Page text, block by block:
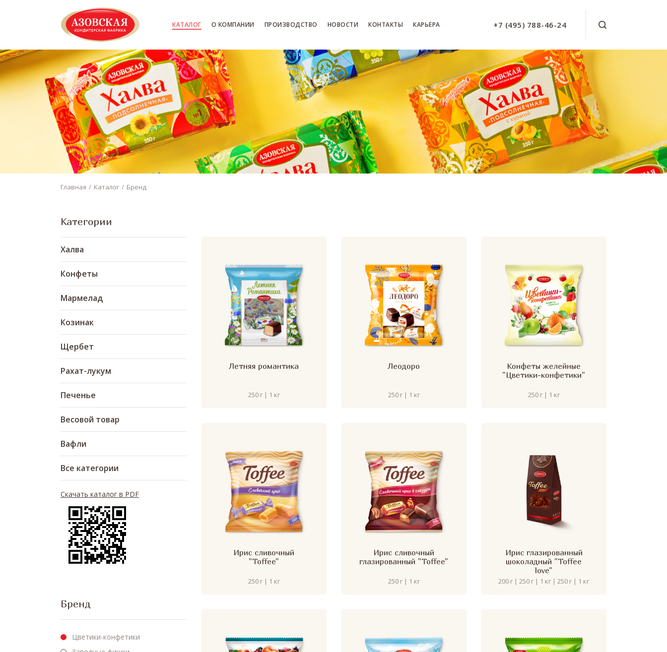
КАТАЛОГ О КОМПАНИИ ПРОИЗВОДСТВО НОВОСТИ КОНТАКТЫ КАРЬЕРА +7 (495) 788-46-24
Главная Каталог Бренд
Категории
Халва
Конфеты
Мармелад
Козинак
Щербет
Рахат-лукум
Печенье
Весовой товар
Вафли
Все категории
Скачать каталог в PDF
Бренд
Цветики-конфетики
Летняя романтика
250 г | 1 кг
Леодоро
250 г | 1 кг
Конфеты желейные
"Цветики-конфетики"
250 г | 1 кг
Ирис сливочный
"Toffee"
250 г | 1 кг
Ирис сливочный
глазированный "Toffee"
250 г | 1 кг
Ирис глазированный
шоколадный "Toffee
love"
200 г | 250 г | 1 кг | 250 г | 1 кг